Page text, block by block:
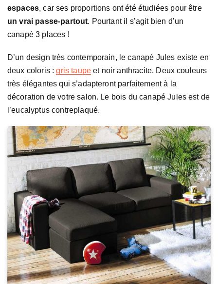
espaces, car ses proportions ont été étudiées pour être
un vrai passe-partout. Pourtant il s’agit bien d’un
canapé 3 places !
D’un design très contemporain, le canapé Jules existe en
deux coloris :gris taupe et noir anthracite. Deux couleurs
très élégantes qui s’adapteront parfaitement à la
décoration de votre salon. Le bois du canapé Jules est de
l’eucalyptus contreplaqué.